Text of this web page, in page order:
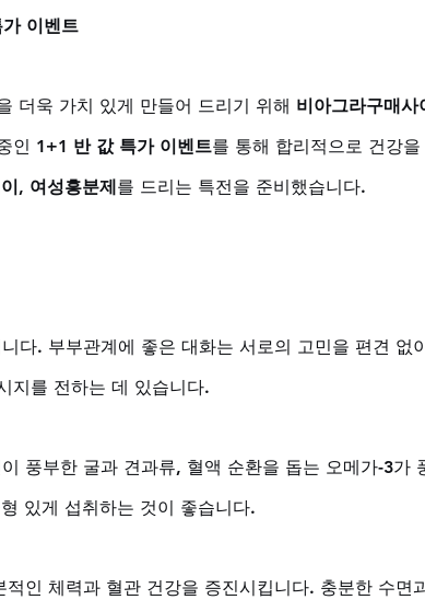
이벤트
더욱 가치 있게 만들어 드리기 위해 비아그라구매사
인 1+1 반 값 특가 이벤트를 통해 합리적으로 건강을
, 여성흥분제를 드리는 특전을 준비했습니다.
다. 부부관계에 좋은 대화는 서로의 고민을 편견 없
지를 전하는 데 있습니다.
풍부한 굴과 견과류, 혈액 순환을 돕는 오메가-3가
있게 섭취하는 것이 좋습니다.
인 체력과 혈관 건강을 증진시킵니다. 충분한 수면